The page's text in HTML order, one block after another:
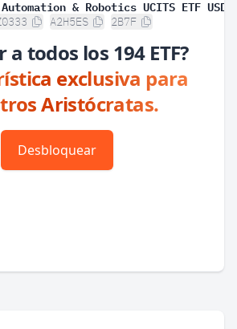
A2H5ES 2B7F
a todos los 194 ETF?
exclusiva para
Aristócratas.
Desbloquear